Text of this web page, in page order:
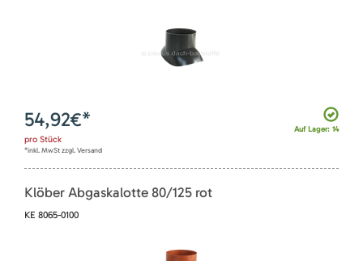
Auf Lager: 14
54,92€*
pro Stück
*inkl. MwSt zzgl. Versand
Klöber Abgaskalotte 80/125 rot
KE 8065-0100